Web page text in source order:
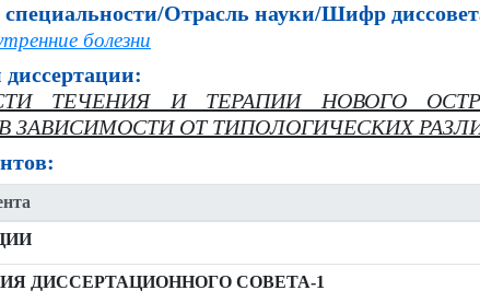
Отрасль науки/Шифр
болезни
ТЕЧЕНИЯ И ТЕРАПИИ НОВОГО
ЗАВИСИМОСТИ ОТ ТИПОЛОГИЧЕСКИХ
ДИССЕРТАЦИОННОГО СОВЕТА-1